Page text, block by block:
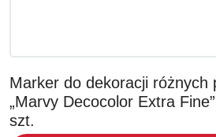
Marker do dekoracji różnych
„Marvy Decocolor Extra
szt.